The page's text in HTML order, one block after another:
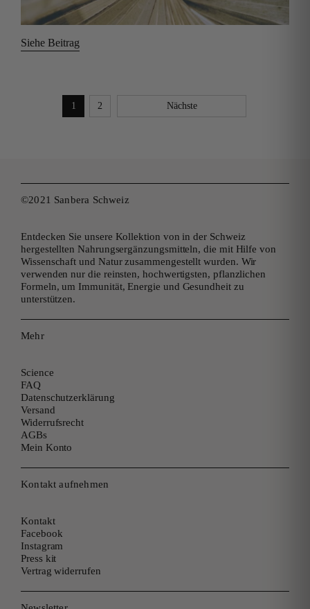
Siehe Beitrag
1 2 Nächste
©2021 Sanbera Schweiz
Entdecken Sie unsere Kollektion von in der Schweiz
hergestellten Nahrungsergänzungsmitteln, die mit Hilfe von
Wissenschaft und Natur zusammengestellt wurden. Wir
verwenden nur die reinsten, hochwertigsten, pflanzlichen
Formeln, um Immunität, Energie und Gesundheit zu
unterstützen.
Mehr
Science
FAQ
Datenschutzerklärung
Versand
Widerrufsrecht
AGBs
Mein Konto
Kontakt aufnehmen
Kontakt
Facebook
Instagram
Press kit
Vertrag widerrufen